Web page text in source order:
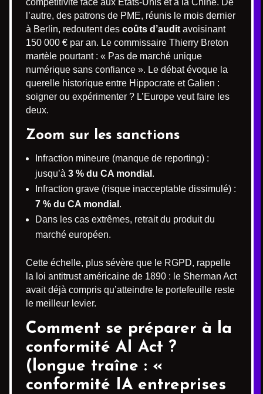
l’autre, des patrons de PME, réunis le mois dernier
à Berlin, redoutent des coûts d’audit avoisinant
150 000 € par an. Le commissaire Thierry Breton
martèle pourtant : « Pas de marché unique
numérique sans confiance ». Le débat évoque la
querelle historique entre Hippocrate et Galien :
soigner ou expérimenter ? L’Europe veut faire les
deux.
Zoom sur les sanctions
Infraction mineure (manque de reporting) :
jusqu’à 3 % du CA mondial .
Infraction grave (risque inacceptable dissimulé) :
7 % du CA mondial .
Dans les cas extrêmes, retrait du produit du
marché européen.
Cette échelle, plus sévère que le RGPD, rappelle
la loi antitrust américaine de 1890 : le Sherman Act
avait déjà compris qu’atteindre le portefeuille reste
le meilleur levier.
Comment se préparer à la
conformité AI Act ?
(longue traîne : «
conformité IA entreprises